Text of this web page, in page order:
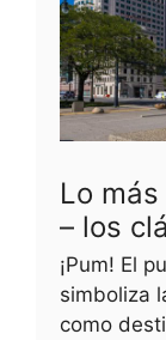
Lo
– los
¡Pum! El
simboliza
como